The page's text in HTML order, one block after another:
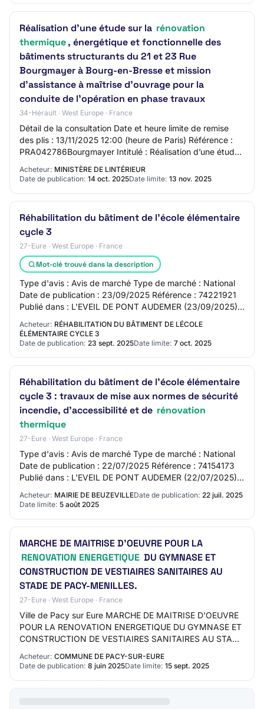
Réalisation d’une étude sur la rénovation
thermique, énergétique et fonctionnelle des
bâtiments structurants du 21 et 23 Rue
Bourgmayer à Bourg-en-Bresse et mission
d’assistance à maîtrise d’ouvrage pour la
conduite de l’opération en phase travaux
34-Hérault · West Europe · France
Détail de la consultation Date et heure limite de remise
des plis : 13/11/2025 12:00 (heure de Paris) Référence :
PRA042786Bourgmayer Intitulé : Réalisation d’une étude
sur la rénovation thermique, é…
Acheteur: MINISTÈRE DE LINTÉRIEUR
Date de publication: 14 oct. 2025Date limite: 13 nov. 2025
Réhabilitation du bâtiment de l'école élémentaire
cycle 3
27-Eure · West Europe · France
Mot-clé trouvé dans la description
Type d'avis : Avis de marché Type de marché : National
Date de publication : 23/09/2025 Référence : 74221921
Publié dans : L'EVEIL DE PONT AUDEMER (23/09/2025)
Beuzeville Réhabilitation du bâtiment d…
Acheteur: RÉHABILITATION DU BÂTIMENT DE LÉCOLE
ÉLÉMENTAIRE CYCLE 3
Date de publication: 23 sept. 2025Date limite: 7 oct. 2025
Réhabilitation du bâtiment de l'école élémentaire
cycle 3 : travaux de mise aux normes de sécurité
incendie, d'accessibilité et de rénovation
thermique
27-Eure · West Europe · France
Type d'avis : Avis de marché Type de marché : National
Date de publication : 22/07/2025 Référence : 74154173
Publié dans : L'EVEIL DE PONT AUDEMER (22/07/2025)
Acheteur: MAIRIE DE BEUZEVILLEDate de publication: 22 juil. 2025
Date limite: 5 août 2025
MARCHE DE MAITRISE D'OEUVRE POUR LA
RENOVATION ENERGETIQUE DU GYMNASE ET
CONSTRUCTION DE VESTIAIRES SANITAIRES AU
STADE DE PACY-MENILLES.
27-Eure · West Europe · France
Ville de Pacy sur Eure MARCHE DE MAITRISE D'OEUVRE
POUR LA RENOVATION ENERGETIQUE DU GYMNASE ET
CONSTRUCTION DE VESTIAIRES SANITAIRES AU STADE
Etudes…
Acheteur: COMMUNE DE PACY-SUR-EURE
Date de publication: 8 juin 2025Date limite: 15 sept. 2025